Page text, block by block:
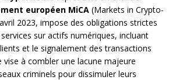
européen MiCA (Markets in Crypto-
2023, impose des obligations strictes
sur actifs numériques, incluant
et le signalement des transactions
vise à combler une lacune majeure
criminels pour dissimuler leurs